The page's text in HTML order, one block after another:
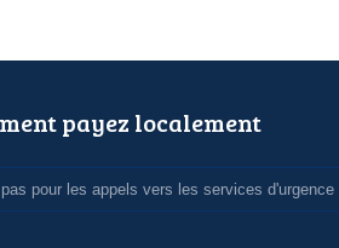
payez localement
pour les appels vers les services d'urgence